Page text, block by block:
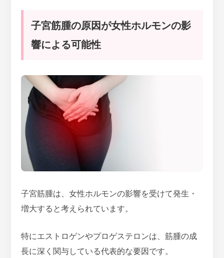
子宮筋腫の原因が女性ホルモンの影
響による可能性
子宮筋腫は、女性ホルモンの影響を受けて発生・
増大すると考えられています。
特にエストロゲンやプロゲステロンは、筋腫の成
長に深く関与している代表的な要因です。